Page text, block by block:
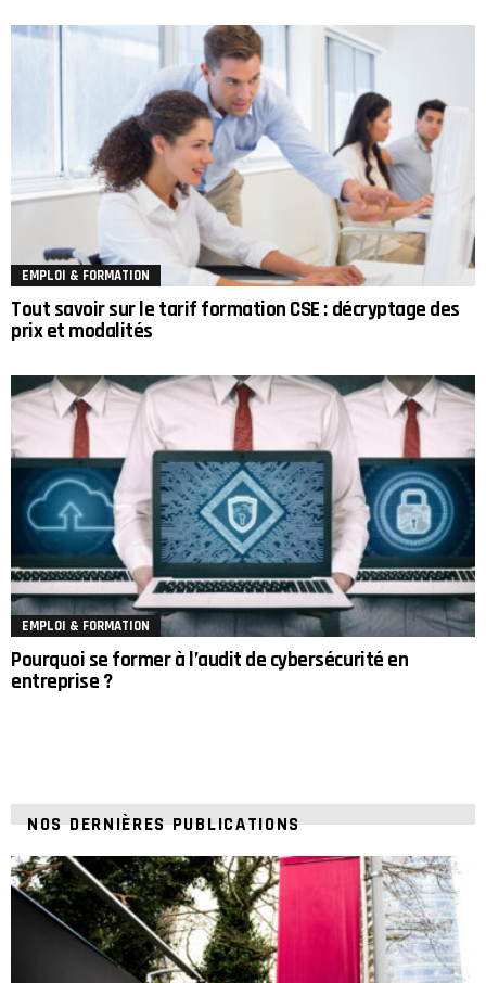
EMPLOI & FORMATION
Tout savoir sur le tarif formation CSE : décryptage des
prix et modalités
EMPLOI & FORMATION
Pourquoi se former à l’audit de cybersécurité en
entreprise ?
NOS DERNIÈRES PUBLICATIONS